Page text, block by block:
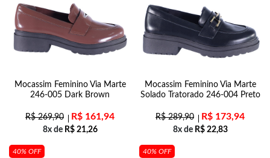
Mocassim Feminino Via Marte
246-005 Dark Brown
R$269,90 R$ 161,94
8x de R$21,26
Mocassim Feminino Via Marte
Solado Tratorado 246-004 Preto
R$289,90 R$ 173,94
8x de R$22,83
40% OFF 40% OFF